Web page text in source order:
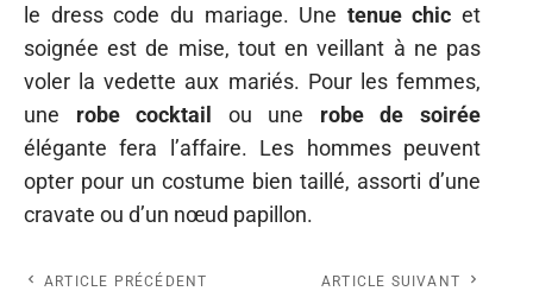
le dress code du mariage. Une tenue chic et
soignée est de mise, tout en veillant à ne pas
voler la vedette aux mariés. Pour les femmes,
une robe cocktail ou une robe de soirée
élégante fera l’affaire. Les hommes peuvent
opter pour un costume bien taillé, assorti d’une
cravate ou d’un nœud papillon.
ARTICLE PRÉCÉDENT ARTICLE SUIVANT